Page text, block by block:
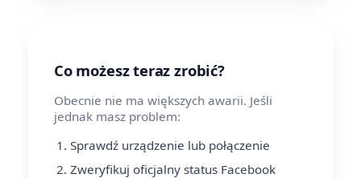
Co możesz teraz zrobić?
Obecnie nie ma większych awarii. Jeśli
jednak masz problem:
Sprawdź urządzenie lub połączenie
Zweryfikuj oficjalny status Facebook